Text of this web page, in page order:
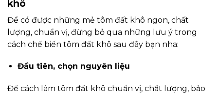
khô
Để có được những mẻ tôm đất khô ngon, chất
lượng, chuẩn vị, đừng bỏ qua những lưu ý trong
cách chế biến tôm đất khô sau đây bạn nha:
Đầu tiên, chọn nguyên liệu
Để cách làm tôm đất khô chuẩn vị, chất lượng, bảo